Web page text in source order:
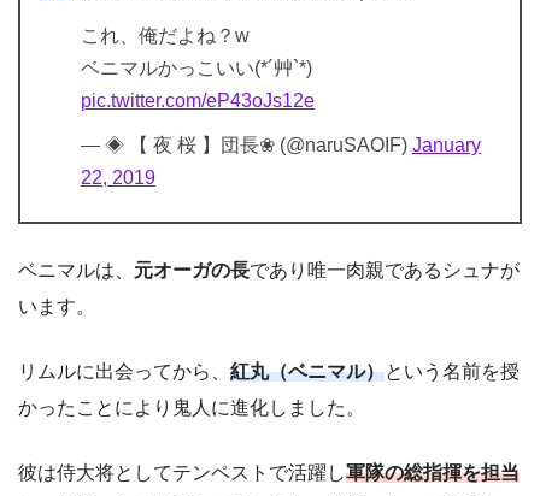
これ、俺だよね？w
ベニマルかっこいい(*´艸`*)
pic.twitter.com/eP43oJs12e
— ◈ 【 夜 桜 】団長❀ (@naruSAOIF) January
22, 2019
ベニマルは、 元オーガの長であり唯一肉親であるシュナが
います。
リムルに出会ってから、 紅丸（ベニマル）という名前を授
かったことにより鬼人に進化しました。
彼は侍大将としてテンペストで活躍し軍隊の総指揮を担当